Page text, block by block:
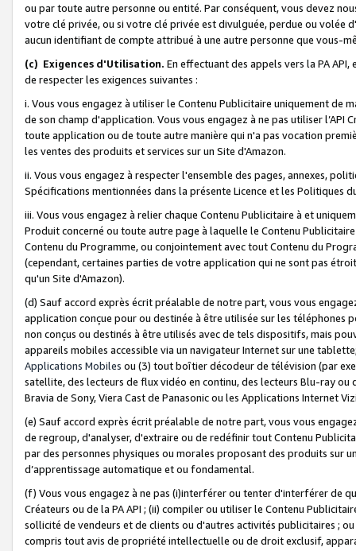
ou par toute autre personne ou entité. Par conséquent, vous devez
votre clé privée, ou si votre clé privée est divulguée, perdue ou volée
aucun identifiant de compte attribué à une autre personne que vous-
(c) Exigences d'Utilisation. En effectuant des appels vers la PA
de respecter les exigences suivantes :
i. Vous vous engagez à utiliser le Contenu Publicitaire uniquement de
de son champ d'application. Vous vous engagez à ne pas utiliser l’API
toute application ou de toute autre manière qui n'a pas vocation
les ventes des produits et services sur un Site d'Amazon.
ii. Vous vous engagez à respecter l'ensemble des pages, annexes,
Spécifications mentionnées dans la présente Licence et les Politiques
iii. Vous vous engagez à relier chaque Contenu Publicitaire à et
Produit concerné ou toute autre page à laquelle le Contenu
Contenu du Programme, ou conjointement avec tout Contenu du
(cependant, certaines parties de votre application qui ne sont pas
qu'un Site d'Amazon).
(d) Sauf accord exprès écrit préalable de notre part, vous vous
application conçue pour ou destinée à être utilisée sur les téléphones
non conçus ou destinés à être utilisés avec de tels dispositifs, mais
appareils mobiles accessible via un navigateur Internet sur une
Applications Mobiles ou (3) tout boîtier décodeur de télévision (par
satellite, des lecteurs de flux vidéo en continu, des lecteurs Blu-ray
Bravia de Sony, Viera Cast de Panasonic ou les Applications Internet
(e) Sauf accord exprès écrit préalable de notre part, vous vous
de regroup, d'analyser, d'extraire ou de redéfinir tout Contenu
par des personnes physiques ou morales proposant des produits sur
d’apprentissage automatique et ou fondamental.
(f) Vous vous engagez à ne pas (i)interférer ou tenter d'interférer de
Créateurs ou de la PA API ; (ii) compiler ou utiliser le Contenu
sollicité de vendeurs et de clients ou d'autres activités publicitaires ;
compris tout avis de propriété intellectuelle ou de droit exclusif,